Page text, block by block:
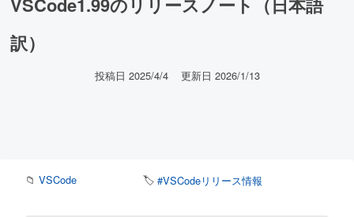
訳）
投稿日 2025/4/4 更新日 2026/1/13
📁 VSCode 🏷️ #VSCodeリリース情報